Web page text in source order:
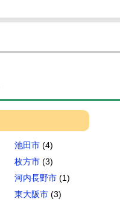
池田市 (4)
枚方市 (3)
河内長野市 (1)
東大阪市 (3)